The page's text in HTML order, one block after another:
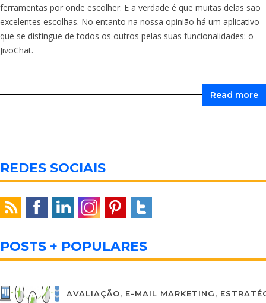
ferramentas por onde escolher. E a verdade é que muitas delas são
excelentes escolhas. No entanto na nossa opinião há um aplicativo
que se distingue de todos os outros pelas suas funcionalidades: o
JivoChat.
Read more
REDES SOCIAIS
POSTS + POPULARES
AVALIAÇÃO, E-MAIL MARKETING,